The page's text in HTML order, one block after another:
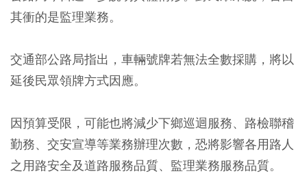
其衝的是監理業務。
交通部公路局指出， 車輛號牌若無法全數採購，將以
延後民眾領牌方式因應。
因預算受限，可能也將減少下鄉巡迴服務、路檢聯稽
勤務、交安宣導等業務辦理次數，恐將影響各用路人
之用路安全及道路服務品質、監理業務服務品質。